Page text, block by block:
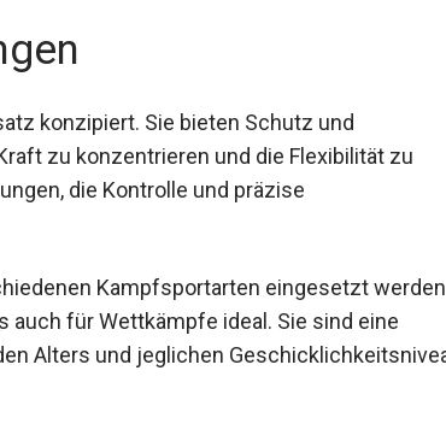
konzipiert. Sie bieten Schutz und
zu konzentrieren und die Flexibilität zu
die Kontrolle und präzise
Kampfsportarten eingesetzt werden
auch für Wettkämpfe ideal. Sie sind eine
Alters und jeglichen